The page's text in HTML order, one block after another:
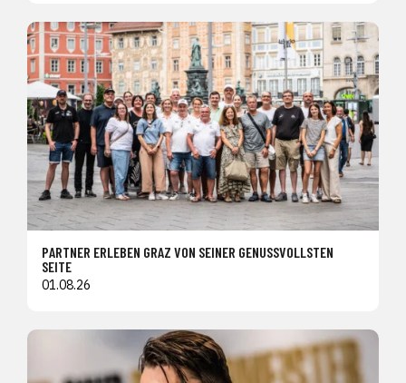
PARTNER ERLEBEN GRAZ VON SEINER GENUSSVOLLSTEN
SEITE
01.08.26